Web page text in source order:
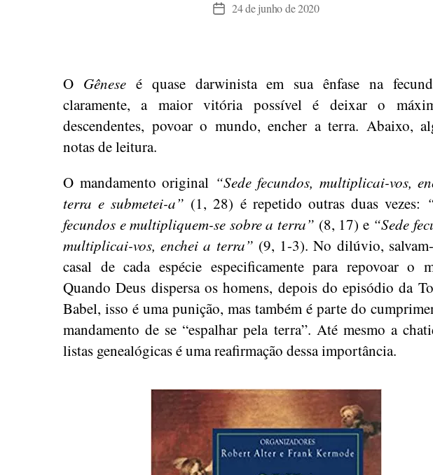
Data24 de junho de 2020
O Gênese é quase darwinista em sua ênfase na
claramente, a maior vitória possível é deixar o
descendentes, povoar o mundo, encher a terra. Abaixo,
notas de leitura.
O mandamento original “Sede fecundos, multiplicai-vos,
terra e submetei-a” (1, 28) é repetido outras duas vezes:
fecundos e multipliquem-se sobre a terra” (8, 17) e “Sede
multiplicai-vos, enchei a terra” (9, 1-3). No dilúvio,
casal de cada espécie especificamente para repovoar o
Quando Deus dispersa os homens, depois do episódio da
Babel, isso é uma punição, mas também é parte do
mandamento de se “espalhar pela terra”. Até mesmo a
listas genealógicas é uma reafirmação dessa importância.